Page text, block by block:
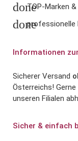
doneTOP-Marken
doneprofessionelle
Informationen
Sicherer Versand
Österreichs!
unseren Filialen
Sicher & einfach